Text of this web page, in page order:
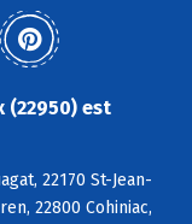
(22950) est
22170 St-Jean-
22800 Cohiniac,